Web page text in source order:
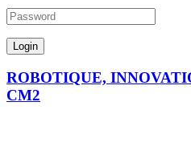
ROBOTIQUE,
CM2